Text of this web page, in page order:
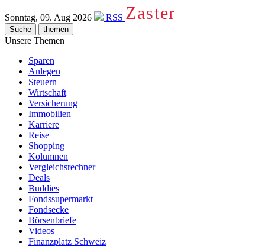
Sonntag, 09. Aug 2026 RSS Zaster
Suche themen
Unsere Themen
Sparen
Anlegen
Steuern
Wirtschaft
Versicherung
Immobilien
Karriere
Reise
Shopping
Kolumnen
Vergleichsrechner
Deals
Buddies
Fondssupermarkt
Fondsecke
Börsenbriefe
Videos
Finanzplatz Schweiz